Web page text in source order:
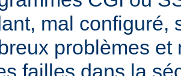
mal configuré,
problèmes et
failles dans la